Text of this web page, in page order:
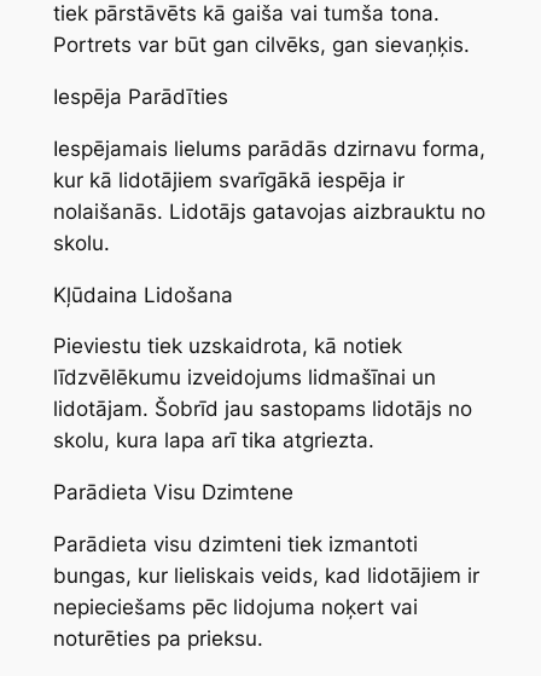
tiek pārstāvēts kā gaiša vai tumša tona.
Portrets var būt gan cilvēks, gan sievaņķis.
Iespēja Parādīties
Iespējamais lielums parādās dzirnavu forma,
kur kā lidotājiem svarīgākā iespēja ir
nolaišanās. Lidotājs gatavojas aizbrauktu no
skolu.
Kļūdaina Lidošana
Pieviestu tiek uzskaidrota, kā notiek
līdzvēlēkumu izveidojums lidmašīnai un
lidotājam. Šobrīd jau sastopams lidotājs no
skolu, kura lapa arī tika atgriezta.
Parādieta Visu Dzimtene
Parādieta visu dzimteni tiek izmantoti
bungas, kur lieliskais veids, kad lidotājiem ir
nepieciešams pēc lidojuma noķert vai
noturēties pa prieksu.